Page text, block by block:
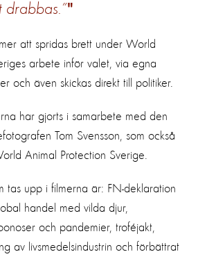
drabbas.”
att spridas brett under World
arbete inför valet, via egna
och även skickas direkt till politiker.
har gjorts i samarbete med den
Tom Svensson, som också
Animal Protection Sverige.
tas upp i filmerna är: FN-deklaration
handel med vilda djur,
och pandemier, troféjakt,
av livsmedelsindustrin och förbättrat